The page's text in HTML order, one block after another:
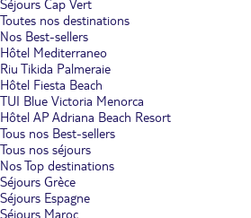
Séjours Cap Vert
Toutes nos destinations
Nos Best-sellers
Hôtel Mediterraneo
Riu Tikida Palmeraie
Hôtel Fiesta Beach
TUI Blue Victoria Menorca
Hôtel AP Adriana Beach Resort
Tous nos Best-sellers
Tous nos séjours
Nos Top destinations
Séjours Grèce
Séjours Espagne
Séjours Maroc